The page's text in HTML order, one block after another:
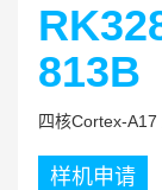
813B
四核Cortex-
样机申请